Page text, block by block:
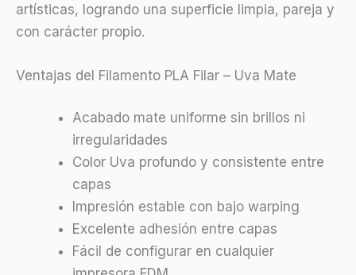
artísticas, logrando una superficie limpia, pareja y
con carácter propio.
Ventajas del Filamento PLA Filar – Uva Mate
Acabado mate uniforme sin brillos ni
irregularidades
Color Uva profundo y consistente entre
capas
Impresión estable con bajo warping
Excelente adhesión entre capas
Fácil de configurar en cualquier